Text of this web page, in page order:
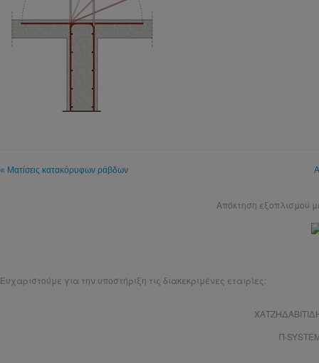
« Ματίσεις κατακόρυφων ράβδων
Απόκτηση εξοπλισμού
Ευχαριστούμε για την υποστήριξη τις διακεκριμένες εταιρίες:
Π-